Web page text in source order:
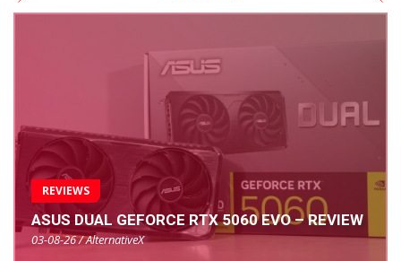
REVIEWS
ASUS DUAL GEFORCE RTX 5060 EVO – REVIEW
03-08-26 / AlternativeX